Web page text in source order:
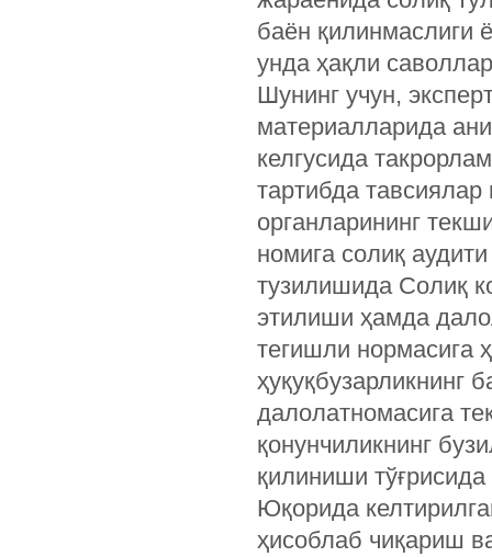
баён қилинмаслиги
унда ҳақли
Шунинг учун,
материалларида
келгусида
тартибда
органларининг
номига солиқ
тузилишида Солиқ
этилиши ҳамда
тегишли нормасига
ҳуқуқбузарликнинг
далолатномасига
қонунчиликнинг
қилиниши
Юқорида
ҳисоблаб чиқариш